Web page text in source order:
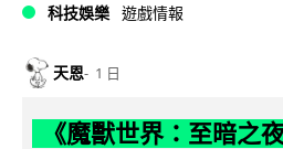
科技娛樂 遊戲情報
天恩 1 日
《魔獸世界：至暗之